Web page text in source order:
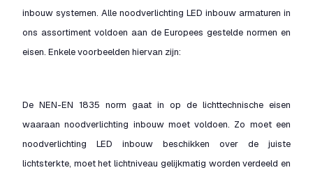
inbouw systemen. Alle noodverlichting LED inbouw armaturen in
ons assortiment voldoen aan de Europees gestelde normen en
eisen. Enkele voorbeelden hiervan zijn:
De NEN-EN 1835 norm gaat in op de lichttechnische eisen
waaraan noodverlichting inbouw moet voldoen. Zo moet een
noodverlichting LED inbouw beschikken over de juiste
lichtsterkte, moet het lichtniveau gelijkmatig worden verdeeld en